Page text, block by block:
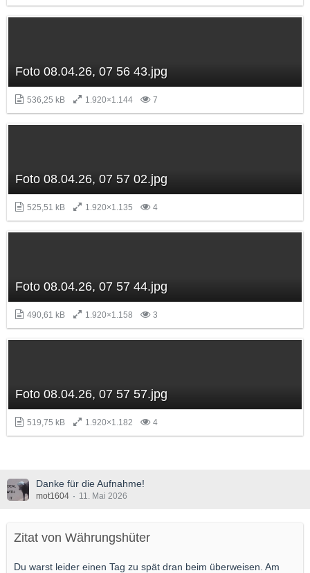
Foto 08.04.26, 07 56 43.jpg
536,25 kB 1.920×1.144 7
Foto 08.04.26, 07 57 02.jpg
525,51 kB 1.920×1.135 4
Foto 08.04.26, 07 57 44.jpg
490,61 kB 1.920×1.158 3
Foto 08.04.26, 07 57 57.jpg
519,75 kB 1.920×1.182 4
Danke für die Aufnahme!
mot1604 11. Mai 2026
Zitat von Währungshüter
Du warst leider einen Tag zu spät dran beim überweisen. Am